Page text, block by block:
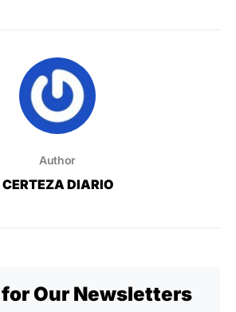
Author
CERTEZA DIARIO
for Our Newsletters